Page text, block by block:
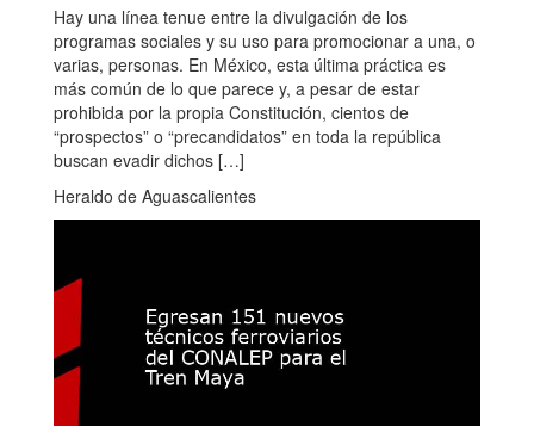
Hay una línea tenue entre la divulgación de los
programas sociales y su uso para promocionar a una, o
varias, personas. En México, esta última práctica es
más común de lo que parece y, a pesar de estar
prohibida por la propia Constitución, cientos de
“prospectos” o “precandidatos” en toda la república
buscan evadir dichos […]
Heraldo de Aguascalientes